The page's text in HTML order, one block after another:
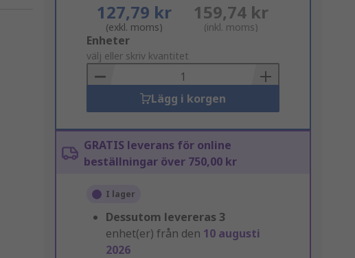
127,79 kr
(exkl. moms)
159,74 kr
(inkl. moms)
Add
to
Basket
Enheter
välj eller skriv kvantitet
Lägg i korgen
GRATIS leverans för online
beställningar över 750,00 kr
I lager
Dessutom levereras 3
enhet(er) från den 10 augusti
2026